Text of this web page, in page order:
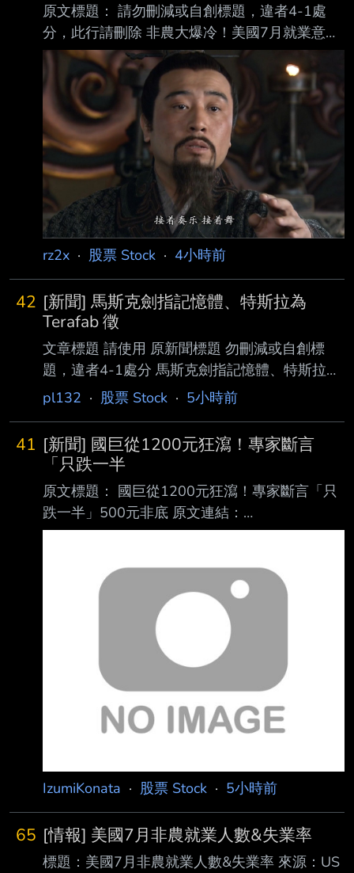
原文標題： 請勿刪減或自創標題，違者4-1處
分，此行請刪除 非農大爆冷！美國7月就業意外
減少2.3萬人 美股指數期貨拉升 原文連結： 網
址超過一行，請用縮網址，連結不能點擊者板規
1-2-2 處分。
https://news.cnyes.com/news/id/6565335 發布
時間： 請勿張貼超過3天新聞 2026-08-07
20:40 記者署名： 鉅亨網編譯段智恆 原文內
容： 美國勞工統計局 (BLS) 周五 (7 日) 公布最
新非農就業數據顯示，7 月新增就業人數意 外減
少 2.3 萬人，遠低市
rz2x · 股票 Stock · 4小時前
42 [新聞] 馬斯克劍指記憶體、特斯拉為
Terafab 徵
文章標題 請使用 原新聞標題 勿刪減或自創標
題，違者4-1處分 馬斯克劍指記憶體、特斯拉為
Terafab 徵 DRAM 人才 原文標題： 請勿刪減或
結： 網址超過一行，請用縮網址，連結不能點
擊者板規 1-2-2 處分。
https://tinyurl.com/2bx2axum 發布時間： 請勿
張貼超過3天新聞 發布日期 2026 年 08 月 07
日 13:50 記者署名： 作者 MoneyDJ 原文內容：
pl132 · 股票 Stock · 5小時前
41 [新聞] 國巨從1200元狂瀉！專家斷言
「只跌一半
原文標題： 國巨從1200元狂瀉！專家斷言「只
跌一半」500元非底 原文連結：
https://www.setn.com/news/1885776 發布時
綜合報導 原文內容： 一名網友日前透露，花
200萬本金，一路滾到400萬後，再貸600萬，
全投入股市，沒想到全 買在高點，其中最慘的
就是國巨（2327）。由於國巨近來從高點1200
多元，一路狂跌，讓不 少買到高點的投資人叫
苦，然分析師斷言，現在該檔跌到500元，還不
會是最底。 針對近期台股盤勢
IzumiKonata · 股票 Stock · 5小時前
65 [情報] 美國7月非農就業人數&失業率
標題：美國7月非農就業人數&失業率 來源：US